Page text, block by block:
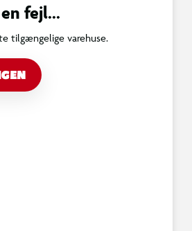
fejl...
tilgængelige varehuse.